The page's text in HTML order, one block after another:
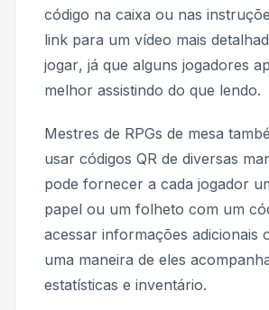
código na caixa ou nas
link para um vídeo mais
jogar, já que alguns jogadores
melhor assistindo do que lendo.
Mestres de RPGs de mesa
usar códigos QR de diversas
pode fornecer a cada jogador
papel ou um folheto com um
acessar informações adicionais
uma maneira de eles
estatísticas e inventário.